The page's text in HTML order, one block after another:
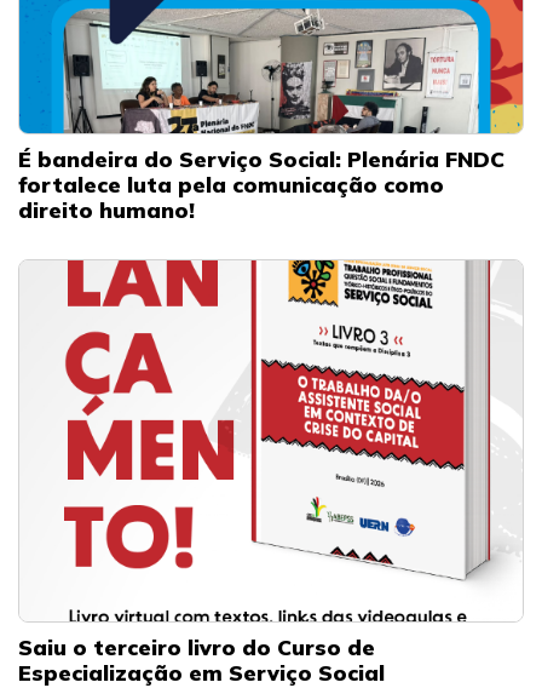
É bandeira do Serviço Social: Plenária FNDC
fortalece luta pela comunicação como
direito humano!
Saiu o terceiro livro do Curso de
Especialização em Serviço Social